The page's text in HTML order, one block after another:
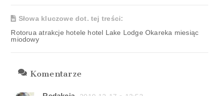
Słowa kluczowe dot. tej treści:
Rotorua atrakcje hotele hotel Lake Lodge Okareka miesiąc
miodowy
Komentarze